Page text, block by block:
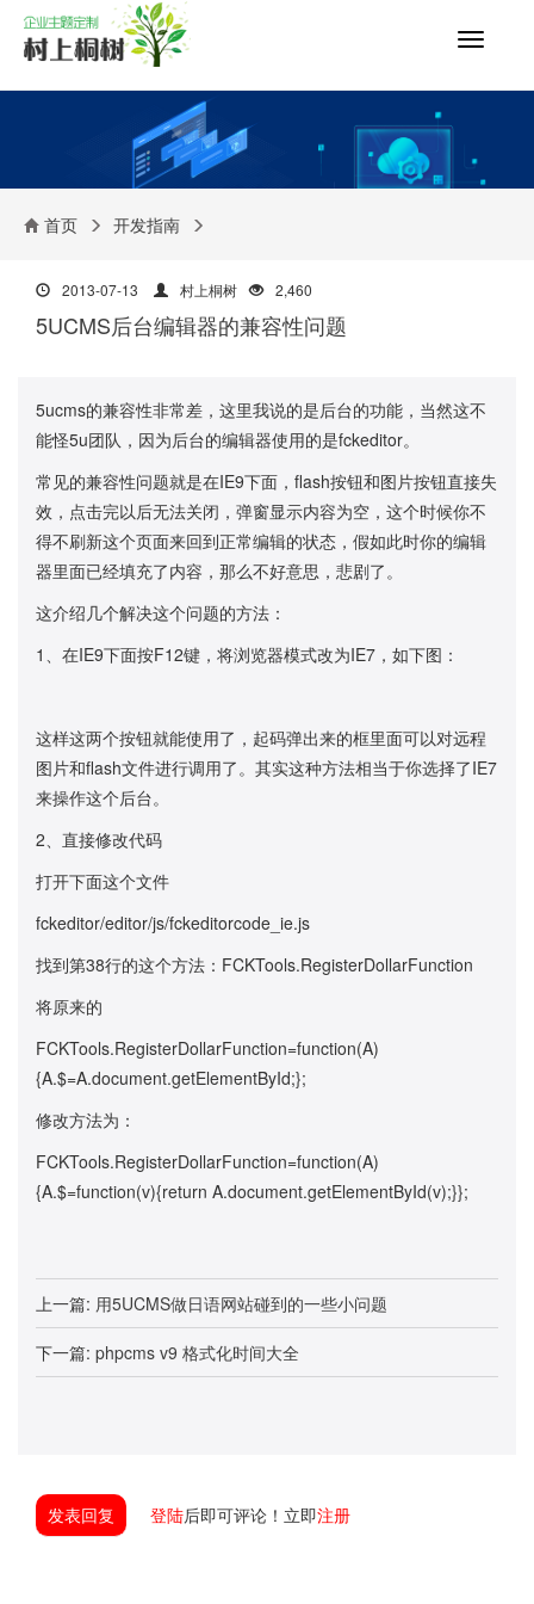
切
导
首页 开发指南
2013-07-13 村上桐树 2,460
5UCMS后台编辑器的兼容性问题
5ucms的兼容性非常差，这里我说的是后台的功能，当然这不
能怪5u团队，因为后台的编辑器使用的是fckeditor。
常见的兼容性问题就是在IE9下面，flash按钮和图片按钮直接失
效，点击完以后无法关闭，弹窗显示内容为空，这个时候你不
得不刷新这个页面来回到正常编辑的状态，假如此时你的编辑
器里面已经填充了内容，那么不好意思，悲剧了。
这介绍几个解决这个问题的方法：
1、在IE9下面按F12键，将浏览器模式改为IE7，如下图：
这样这两个按钮就能使用了，起码弹出来的框里面可以对远程
图片和flash文件进行调用了。其实这种方法相当于你选择了IE7
来操作这个后台。
2、直接修改代码
打开下面这个文件
fckeditor/editor/js/fckeditorcode_ie.js
找到第38行的这个方法：FCKTools.RegisterDollarFunction
将原来的
FCKTools.RegisterDollarFunction=function(A)
{A.$=A.document.getElementById;};
修改方法为：
FCKTools.RegisterDollarFunction=function(A)
{A.$=function(v){return A.document.getElementById(v);}};
上一篇: 用5UCMS做日语网站碰到的一些小问题
下一篇: phpcms v9 格式化时间大全
发表回复 登陆后即可评论！立即注册